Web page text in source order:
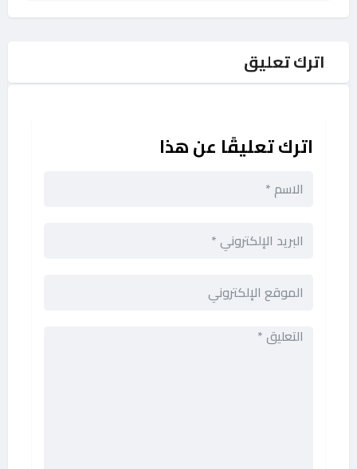
اترك تعليق
اترك تعليقًا عن هذا